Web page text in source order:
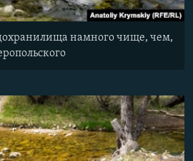
намного чище, чем,